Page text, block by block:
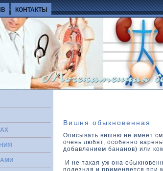
КОНТАКТЫ
Вишня обыкновенная
Описывать вишню не имеет
очень любят, особенно
добавлением бананов) или
И не такая уж она